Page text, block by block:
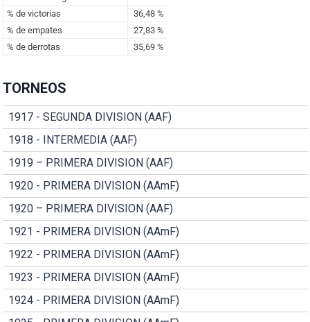
TORNEOS
1917 - SEGUNDA DIVISION (AAF)
1918 - INTERMEDIA (AAF)
1919 – PRIMERA DIVISION (AAF)
1920 - PRIMERA DIVISION (AAmF)
1920 – PRIMERA DIVISION (AAF)
1921 - PRIMERA DIVISION (AAmF)
1922 - PRIMERA DIVISION (AAmF)
1923 - PRIMERA DIVISION (AAmF)
1924 - PRIMERA DIVISION (AAmF)